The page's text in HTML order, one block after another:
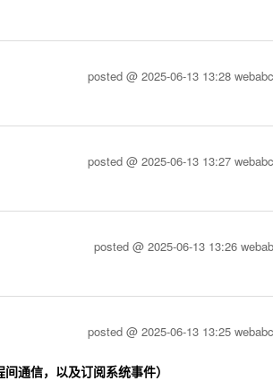
posted @ 2025-06-13 13:28
posted @ 2025-06-13 13:27
posted @ 2025-06-13 13:26
posted @ 2025-06-13 13:25
通信，以及订阅系统事件）